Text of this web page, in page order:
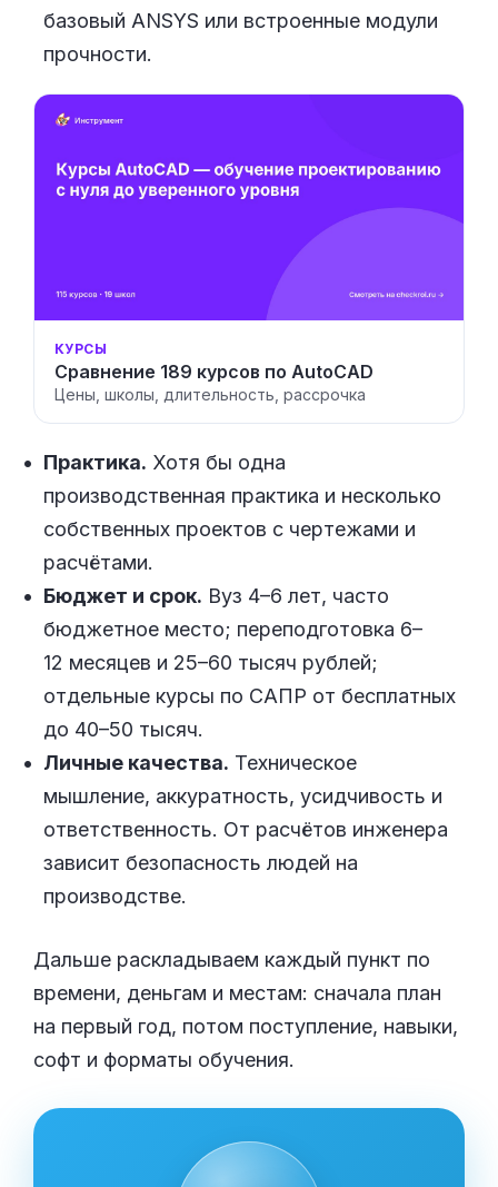
базовый ANSYS или встроенные модули
прочности.
КУРСЫ
Сравнение 189 курсов по AutoCAD
Цены, школы, длительность, рассрочка
Практика. Хотя бы одна
производственная практика и несколько
собственных проектов с чертежами и
расчётами.
Бюджет и срок. Вуз 4–6 лет, часто
бюджетное место; переподготовка 6–
12 месяцев и 25–60 тысяч рублей;
отдельные курсы по САПР от бесплатных
до 40–50 тысяч.
Личные качества. Техническое
мышление, аккуратность, усидчивость и
ответственность. От расчётов инженера
зависит безопасность людей на
производстве.
Дальше раскладываем каждый пункт по
времени, деньгам и местам: сначала план
на первый год, потом поступление, навыки,
софт и форматы обучения.